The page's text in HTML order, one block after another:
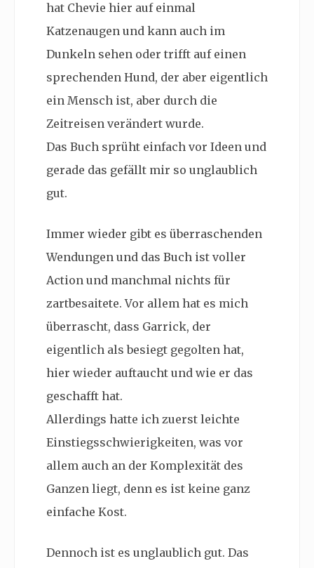
hat Chevie hier auf einmal
Katzenaugen und kann auch im
Dunkeln sehen oder trifft auf einen
sprechenden Hund, der aber eigentlich
ein Mensch ist, aber durch die
Zeitreisen verändert wurde.
Das Buch sprüht einfach vor Ideen und
gerade das gefällt mir so unglaublich
gut.
Immer wieder gibt es überraschenden
Wendungen und das Buch ist voller
Action und manchmal nichts für
zartbesaitete. Vor allem hat es mich
überrascht, dass Garrick, der
eigentlich als besiegt gegolten hat,
hier wieder auftaucht und wie er das
geschafft hat.
Allerdings hatte ich zuerst leichte
Einstiegsschwierigkeiten, was vor
allem auch an der Komplexität des
Ganzen liegt, denn es ist keine ganz
einfache Kost.
Dennoch ist es unglaublich gut. Das